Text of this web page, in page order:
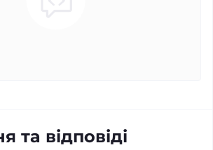
та відповіді